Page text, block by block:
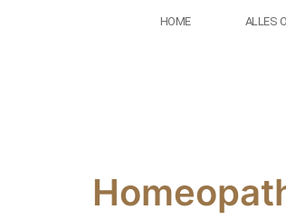
HOME ALLES